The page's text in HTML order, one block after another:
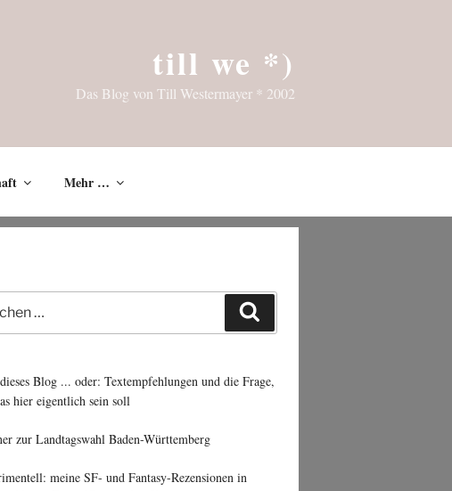
till we *)
Das Blog von Till Westermayer * 2002
Mehr …
Blog ... oder: Textempfehlungen und die Frage,
hier eigentlich sein soll
zur Landtagswahl Baden-Württemberg
meine SF- und Fantasy-Rezensionen in